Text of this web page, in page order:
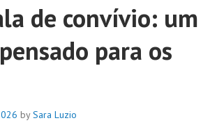
de convívio: um
para os
bySara Luzio